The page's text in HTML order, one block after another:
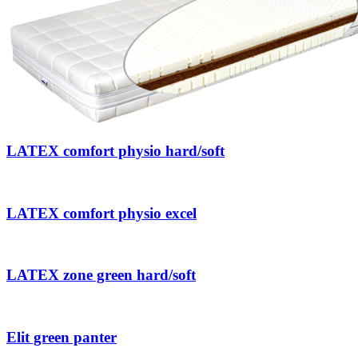
LATEX comfort physio hard/soft
LATEX comfort physio excel
LATEX zone green hard/soft
Elit green panter